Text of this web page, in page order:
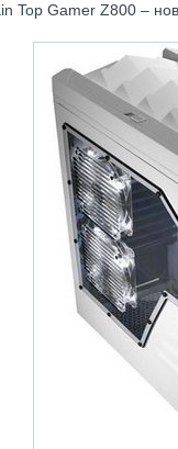
Top Gamer Z800 –